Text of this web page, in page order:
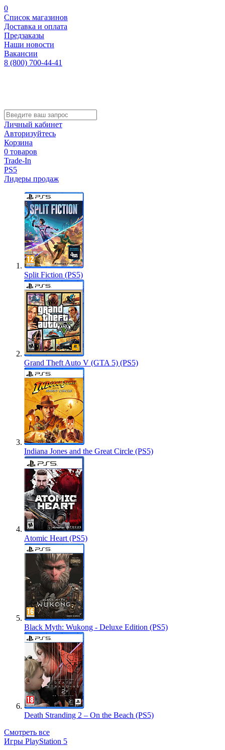
0
Список магазинов
Доставка и оплата
Предзаказы
Наши новости
Вакансии
8 (800) 700-44-41
Личный кабинет
Авторизуйтесь
Корзина
0 товаров
Trade-In
PS5
Лидеры продаж
Split Fiction (PS5)
Grand Theft Auto V (GTA 5) (PS5)
Indiana Jones and the Great Circle (PS5)
Atomic Heart (PS5)
Black Myth: Wukong - Deluxe Edition (PS5)
Death Stranding 2 – On the Beach (PS5)
Смотреть все
Игры PlayStation 5